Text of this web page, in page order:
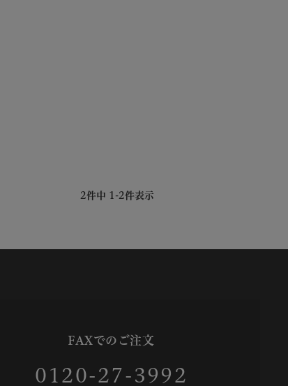
2件中 1 -2件表示
FAXでのご注文
0120-27-3992